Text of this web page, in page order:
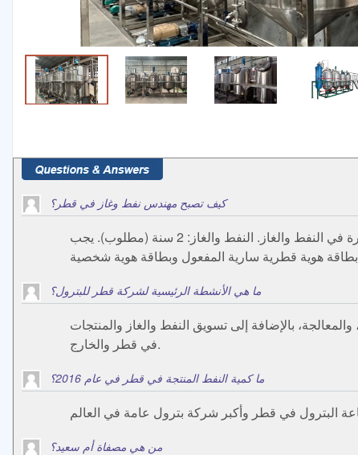
كيف تصبح مهندس نفط وغاز في قطر؟
الخبرة: - 5 سنوات على الأقل في مشروع النفط والغاز. أيام العمل / الساعات: 10 ساعات / 6 أيام. مدة المشروع 6 أشهر. ... مطلوب خبرة في النفط والغاز. النفط والغاز: 2 سنة (مطلوب). يجب
ما هي الأنشطة الرئيسية لشركة قطر للبترول؟
بالإضافة إلى تسويق النفط والغاز والمنتجات
في قطر والخارج.
ما كمية النفط المنتجة في قطر في عام 2016؟
من هي مصفاة أم سعيد؟